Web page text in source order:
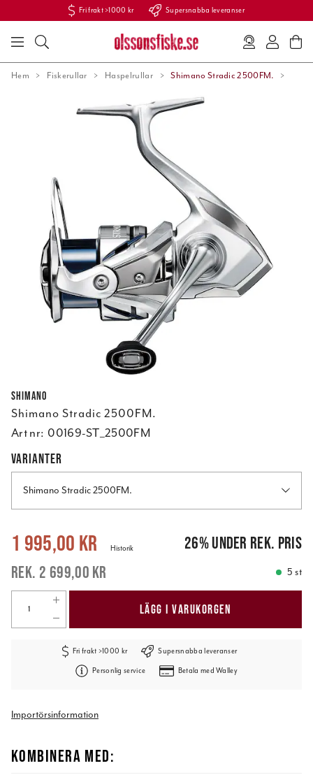
Fri frakt >1000 kr Supersnabba leveranser
Hem Fiskerullar Haspelrullar Shimano Stradic 2500FM.
Shimano
Shimano Stradic 2500FM.
Art nr: 00169-ST_2500FM
VARIANTER
Shimano Stradic 2500FM.
Nuvarande pris: 1 995,00 kr 2 699,00 kr
1 995,00 kr
2 699,00 kr
Historik 26%under rek. pris
5 st
LÄGG I VARUKORGEN
Fri frakt >1000 kr Supersnabba leveranser
Personlig service Betala med Walley
Importörsinformation
KOMBINERA MED: